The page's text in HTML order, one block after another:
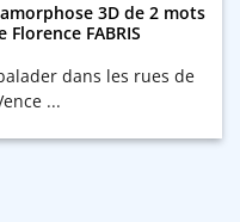
3D de 2 mots
FABRIS
dans les rues de
...